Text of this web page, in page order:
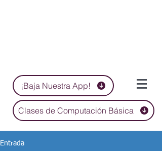
¡Baja Nuestra App!
Clases de Computación Básica
Entrada